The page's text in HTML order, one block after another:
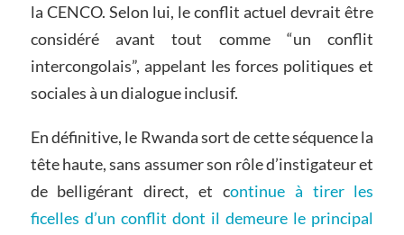
la CENCO. Selon lui, le conflit actuel devrait être
considéré avant tout comme “un conflit
intercongolais”, appelant les forces politiques et
sociales à un dialogue inclusif.
En définitive, le Rwanda sort de cette séquence la
tête haute, sans assumer son rôle d’instigateur et
de belligérant direct, et continue à tirer les
ficelles d’un conflit dont il demeure le principal